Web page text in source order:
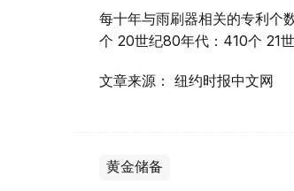
每十年与雨刷器相关的专利
个 20世纪80年代：410个 21
文章来源： 纽约时报中文网
黄金储备